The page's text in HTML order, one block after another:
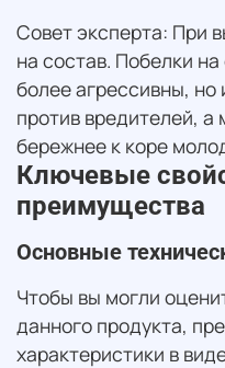
Совет эксперта: При
на состав. Побелки
более агрессивны,
против вредителей,
бережнее к коре
Ключевые
преимущества
Основные
Чтобы вы могли
данного продукта,
характеристики в